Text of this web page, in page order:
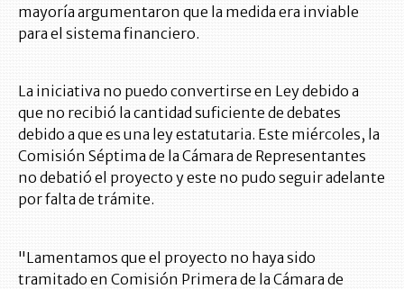
mayoría argumentaron que la medida era inviable
para el sistema financiero.
La iniciativa no puedo convertirse en Ley debido a
que no recibió la cantidad suficiente de debates
debido a que es una ley estatutaria. Este miércoles, la
Comisión Séptima de la Cámara de Representantes
no debatió el proyecto y este no pudo seguir adelante
por falta de trámite.
"Lamentamos que el proyecto no haya sido
tramitado en Comisión Primera de la Cámara de